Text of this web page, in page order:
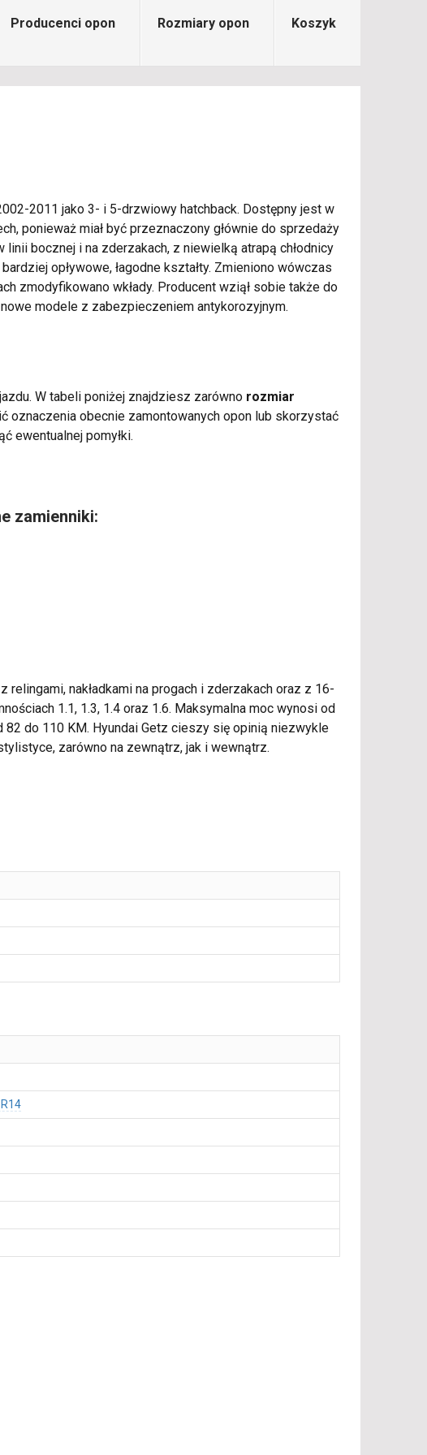
Producenci opon Rozmiary opon Koszyk
2011 jako 3- i 5-drzwiowy hatchback. Dostępny jest w
ponieważ miał być przeznaczony głównie do sprzedaży
bocznej i na zderzakach, z niewielką atrapą chłodnicy
opływowe, łagodne kształty. Zmieniono wówczas
zmodyfikowano wkłady. Producent wziął sobie także do
modele z zabezpieczeniem antykorozyjnym.
W tabeli poniżej znajdziesz zarówno rozmiar
oznaczenia obecnie zamontowanych opon lub skorzystać
ewentualnej pomyłki.
zamienniki:
nakładkami na progach i zderzakach oraz z 16-
1.1, 1.3, 1.4 oraz 1.6. Maksymalna moc wynosi od
do 110 KM. Hyundai Getz cieszy się opinią niezwykle
zarówno na zewnątrz, jak i wewnątrz.